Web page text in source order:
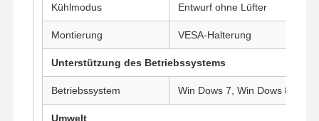
Industrielles Motherboard
Firewall-Motherboard
Kühlmodus Entwurf ohne Lüfter
Montierung VESA-Halterung
Unterstützung des Betriebssystems
Betriebssystem Win Dows 7, Win Dows 8, Win
Umwelt